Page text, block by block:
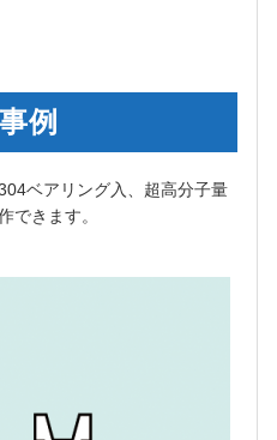
例
ベアリング入、超高分子量
できます。